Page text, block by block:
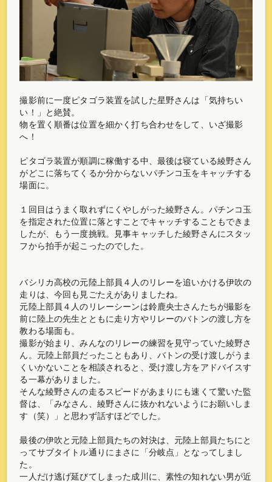
撮影前に一度ピタゴラ装置を試した星野さんは「気持ちい
い！」と絶賛。
物を置く順番は位置を細かく打ち合わせをして、いざ撮影
へ！
ピタゴラ装置が順調に稼働する中、最後は寝ている綾野さん
がどこに落ちてくるか分からないパチンコ玉をキャッチする
場面に。
１回目はうまく取れずにくやしがった綾野さん。パチンコ玉
を指定された位置に落とすことでキャッチすることもできま
したが、もう一度挑戦。見事キャッチした綾野さんにスタッ
フから拍手が起こったのでした。
バシリカ高校の元陸上部員４人のリレーを追いかける伊吹の
走りは、今回も見ごたえがありましたね。
元陸上部員４人のリレーシーンは鈴鹿央士さんたちが撮影を
前に陸上の先生とともに走り方やリレーのバトンの渡し方を
教わる場面も。
撮影が始まり、みんなのリレーの練習を見守っていた綾野さ
ん。元陸上部員だったこともあり、バトンの受け渡しがうま
くいかないことを相談されると、受け渡し方をアドバイスす
る一幕がありました。
そんな綾野さんの走るスピードがあまりにも速くて驚いた監
督は、「みなさん、綾野さんに抜かれないようにお願いしま
す（笑）」と思わず話すほどでした。
最後の伊吹と元陸上部員たちの対決は、元陸上部員たちにと
ってサブタイトル通りにまさに「分岐点」となってしまし
た。
一人だけ逃げ延びてしまった成川に、素性の知れない男が近